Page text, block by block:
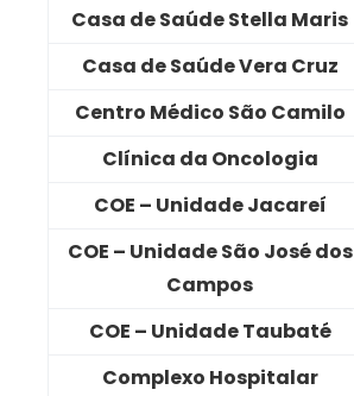
Casa de Saúde Stella Maris
Casa de Saúde Vera Cruz
Centro Médico São Camilo
Clínica da Oncologia
COE – Unidade Jacareí
COE – Unidade São José dos
Campos
COE – Unidade Taubaté
Complexo Hospitalar